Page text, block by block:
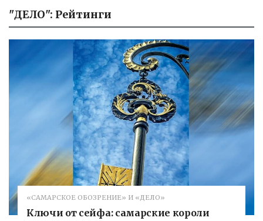
"ДЕЛО": Рейтинги
«САМАРСКОЕ ОБОЗРЕНИЕ» И «ДЕЛО»
Ключи от сейфа: самарские короли